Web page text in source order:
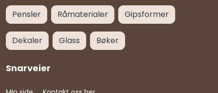
Pensler Råmaterialer Gipsformer
Dekaler Glass Bøker
Snarveier